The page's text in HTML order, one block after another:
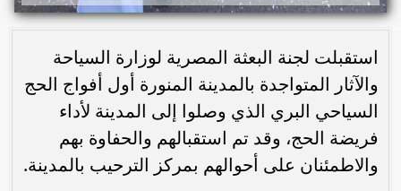
استقبلت لجنة البعثة المصرية لوزارة السياحة
والآثار المتواجدة بالمدينة المنورة أول أفواج الحج
السياحي البري الذي وصلوا إلى المدينة لأداء
فريضة الحج، وقد تم استقبالهم والحفاوة بهم
والاطمئنان على أحوالهم بمركز الترحيب بالمدينة.